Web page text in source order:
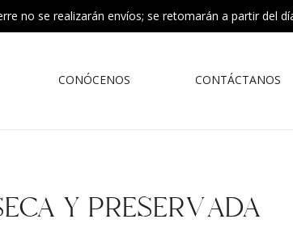
no se realizarán envíos; se retomarán a partir del
CONÓCENOS CONTÁCTANOS
Y PRESERVADA